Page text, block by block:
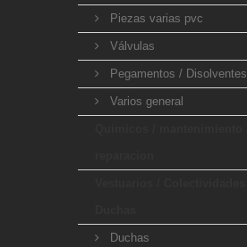
Piezas varias pvc
Válvulas
Pegamentos / Disolventes
Varios general
Duchas